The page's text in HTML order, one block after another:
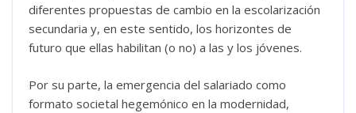
diferentes propuestas de cambio en la escolarización
secundaria y, en este sentido, los horizontes de
futuro que ellas habilitan (o no) a las y los jóvenes.
Por su parte, la emergencia del salariado como
formato societal hegemónico en la modernidad,